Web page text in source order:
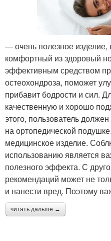
— очень полезное изделие,
комфортный из здоровый
эффективным средством
остеохондроза, поможет
прибавит бодрости и сил.
качественную и хорошо
этого, пользователь
на ортопедической
медицинское изделие.
использованию является
полезного эффекта. С
рекомендаций может не
и нанести вред. Поэтому
читать дальше →